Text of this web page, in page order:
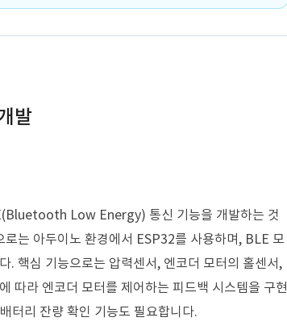
발
Low Energy) 통신 기능을 개발하는 것
는 아두이노 환경에서 ESP32를 사용하며, BLE 모
. 핵심 기능으로는 압력센서, 엔코더 모터의 홀센서,
따라 엔코더 모터를 제어하는 피드백 시스템을 구현
터리 잔량 확인 기능도 필요합니다.